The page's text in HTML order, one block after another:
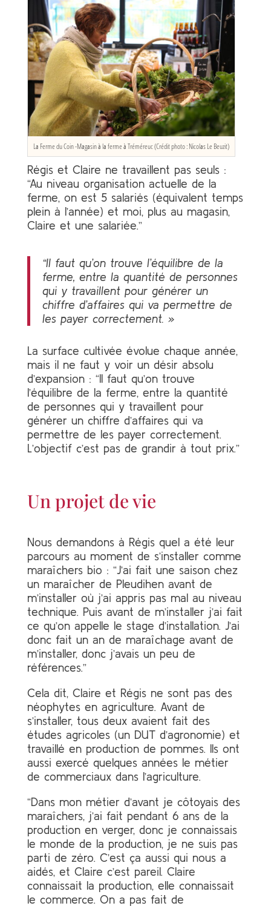
La Ferme du Coin -Magasin à la ferme à Tréméreuc (Crédit photo : Nicolas Le Beuzit)
Régis et Claire ne travaillent pas seuls :
“Au niveau organisation actuelle de la
ferme, on est 5 salariés (équivalent temps
plein à l’année) et moi, plus au magasin,
Claire et une salariée.”
“Il faut qu’on trouve l’équilibre de la
ferme, entre la quantité de personnes
qui y travaillent pour générer un
chiffre d’affaires qui va permettre de
les payer correctement. »
La surface cultivée évolue chaque année,
mais il ne faut y voir un désir absolu
d’expansion : “Il faut qu’on trouve
l’équilibre de la ferme, entre la quantité
de personnes qui y travaillent pour
générer un chiffre d’affaires qui va
permettre de les payer correctement.
L’objectif c’est pas de grandir à tout prix.”
Un projet de vie
Nous demandons à Régis quel a été leur
parcours au moment de s’installer comme
maraîchers bio : “J’ai fait une saison chez
un maraîcher de Pleudihen avant de
m’installer où j’ai appris pas mal au niveau
technique. Puis avant de m’installer j’ai fait
ce qu’on appelle le stage d’installation. J’ai
donc fait un an de maraîchage avant de
m’installer, donc j’avais un peu de
références.”
Cela dit, Claire et Régis ne sont pas des
néophytes en agriculture. Avant de
s’installer, tous deux avaient fait des
études agricoles (un DUT d’agronomie) et
travaillé en production de pommes. Ils ont
aussi exercé quelques années le métier
de commerciaux dans l’agriculture.
“Dans mon métier d’avant je côtoyais des
maraîchers, j’ai fait pendant 6 ans de la
production en verger, donc je connaissais
le monde de la production, je ne suis pas
parti de zéro. C’est ça aussi qui nous a
aidés, et Claire c’est pareil. Claire
connaissait la production, elle connaissait
le commerce. On a pas fait de